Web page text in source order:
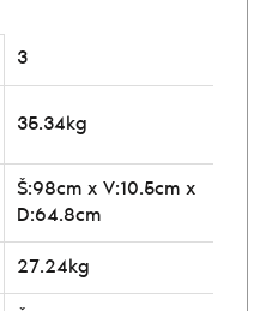
3
35.34kg
Š:98cm x V:10.5cm x
D:64.8cm
27.24kg